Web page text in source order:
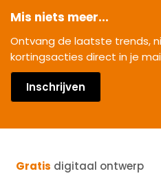
Mis niets meer...
Ontvang de laatste trends,
kortingsacties direct in je
Inschrijven
Gratis digitaal ontwerp